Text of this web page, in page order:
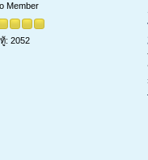
Member
: 2052